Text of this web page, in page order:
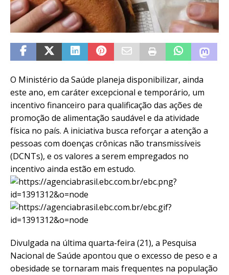
O Ministério da Saúde planeja disponibilizar, ainda
este ano, em caráter excepcional e temporário, um
incentivo financeiro para qualificação das ações de
promoção de alimentação saudável e da atividade
física no país. A iniciativa busca reforçar a atenção a
pessoas com doenças crônicas não transmissíveis
(DCNTs), e os valores a serem empregados no
incentivo ainda estão em estudo.
Divulgada na última quarta-feira (21), a Pesquisa
Nacional de Saúde apontou que o excesso de peso e a
obesidade se tornaram mais frequentes na população